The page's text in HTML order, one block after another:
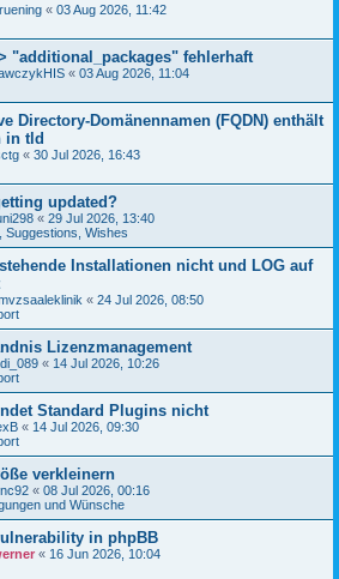
« 03 Aug 2026, 11:42
"additional_packages" fehlerhaft
« 03 Aug 2026, 11:04
Directory-Domänennamen (FQDN) enthält
in tld
« 30 Jul 2026, 16:43
updated?
« 29 Jul 2026, 13:40
Suggestions, Wishes
Installationen nicht und LOG auf
« 24 Jul 2026, 08:50
Lizenzmanagement
« 14 Jul 2026, 10:26
Standard Plugins nicht
« 14 Jul 2026, 09:30
verkleinern
« 08 Jul 2026, 00:16
und Wünsche
in phpBB
« 16 Jun 2026, 10:04